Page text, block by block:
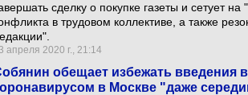
сделку о покупке газеты и сетует
в трудовом коллективе, а также
апреля 2020 г., 21:14
обещает избежать введения
в Москве "даже